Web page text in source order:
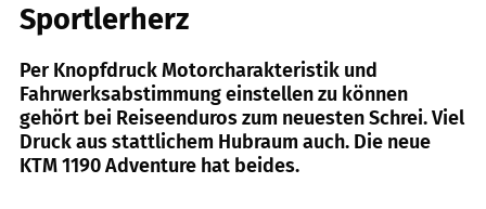
Sportlerherz
Per Knopfdruck Motorcharakteristik und
Fahrwerksabstimmung einstellen zu können
gehört bei Reiseenduros zum neuesten Schrei. Viel
Druck aus stattlichem Hubraum auch. Die neue
KTM 1190 Adventure hat beides.